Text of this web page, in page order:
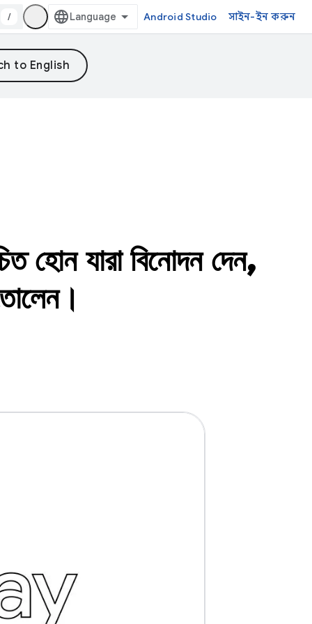
/ Android Studio সাইন-ইন করুন
যারা বিনোদন দেন,